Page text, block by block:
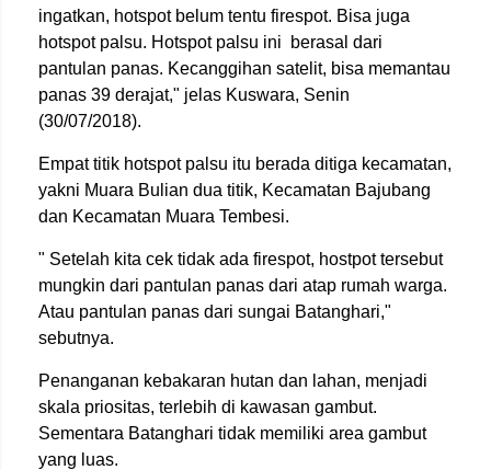
ingatkan, hotspot belum tentu firespot. Bisa juga
hotspot palsu. Hotspot palsu ini berasal dari
pantulan panas. Kecanggihan satelit, bisa memantau
panas 39 derajat," jelas Kuswara, Senin
(30/07/2018).
Empat titik hotspot palsu itu berada ditiga kecamatan,
yakni Muara Bulian dua titik, Kecamatan Bajubang
dan Kecamatan Muara Tembesi.
" Setelah kita cek tidak ada firespot, hostpot tersebut
mungkin dari pantulan panas dari atap rumah warga.
Atau pantulan panas dari sungai Batanghari,"
sebutnya.
Penanganan kebakaran hutan dan lahan, menjadi
skala priositas, terlebih di kawasan gambut.
Sementara Batanghari tidak memiliki area gambut
yang luas.